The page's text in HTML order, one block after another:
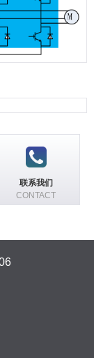
联系我们
CONTACT